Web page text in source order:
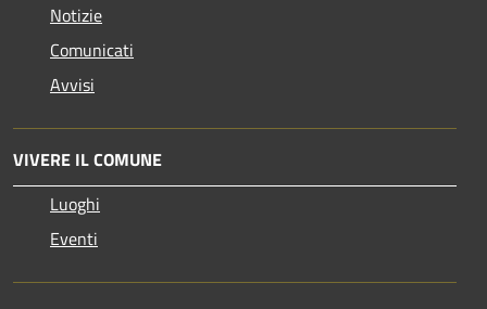
Notizie
Comunicati
Avvisi
VIVERE IL COMUNE
Luoghi
Eventi